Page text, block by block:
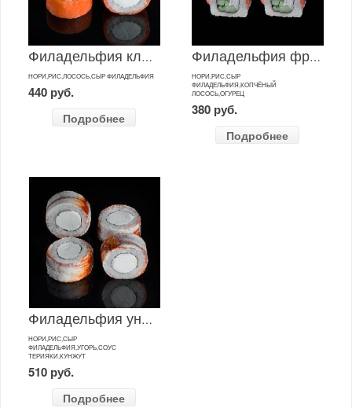
Филадельфия классик
НОРИ,РИС,ЛОСОСЬ,СЫР ФИЛАДЕЛЬФИЯ
440 руб.
Подробнее
Филадельфия фреш
НОРИ,РИС,СЫР
ФИЛАДЕЛЬФИЯ,КОПЧЁНЫЙ
ЛОСОСЬ,ОГУРЕЦ
380 руб.
Подробнее
Филадельфия унаги
НОРИ,РИС,СЫР
ФИЛАДЕЛЬФИЯ,УГОРЬ,СОУС
ТЕРИЯКИ,КУНЖУТ
510 руб.
Подробнее